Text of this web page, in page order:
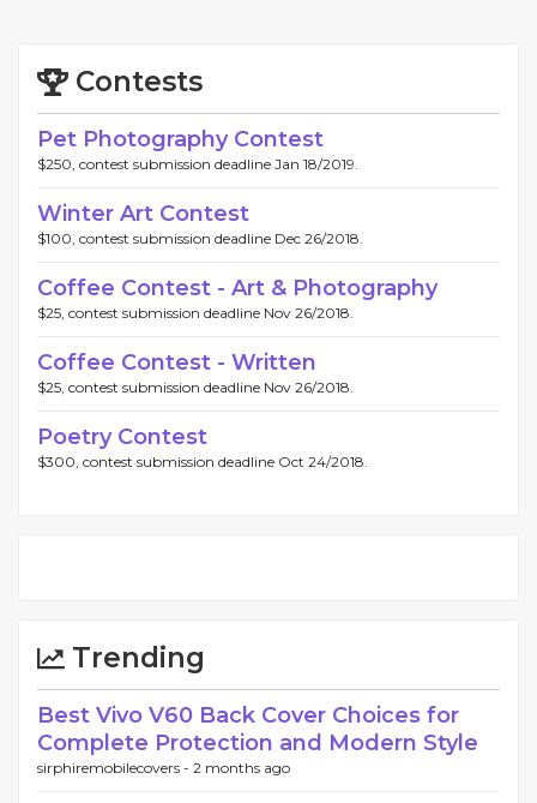
Contests
Pet Photography Contest
$250, contest submission deadline Jan 18/2019.
Winter Art Contest
$100, contest submission deadline Dec 26/2018.
Coffee Contest - Art & Photography
$25, contest submission deadline Nov 26/2018.
Coffee Contest - Written
$25, contest submission deadline Nov 26/2018.
Poetry Contest
$300, contest submission deadline Oct 24/2018.
Trending
Best Vivo V60 Back Cover Choices for
Complete Protection and Modern Style
sirphiremobilecovers - 2 months ago